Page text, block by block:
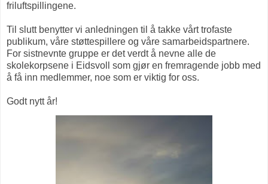
friluftspillingene.
Til slutt benytter vi anledningen til å takke vårt trofaste
publikum, våre støttespillere og våre samarbeidspartnere.
For sistnevnte gruppe er det verdt å nevne alle de
skolekorpsene i Eidsvoll som gjør en fremragende jobb med
å få inn medlemmer, noe som er viktig for oss.
Godt nytt år!